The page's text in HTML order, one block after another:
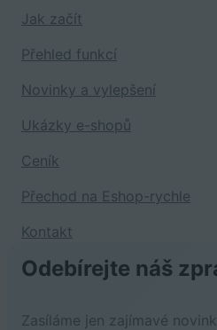
Jak začít
Přehled funkcí
Novinky a vylepšení
Ukázky e-shopů
Ceník
Přechod na Eshop-rychle
Kontakt
Odebírejte náš
Zasíláme jen zajímavé